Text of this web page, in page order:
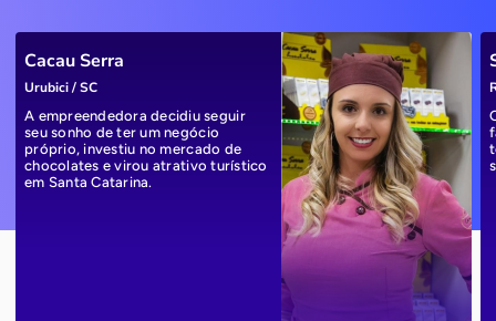
Cacau Serra
Urubici / SC
A empreendedora decidiu seguir
seu sonho de ter um negócio
próprio, investiu no mercado de
chocolates e virou atrativo turístico
em Santa Catarina.